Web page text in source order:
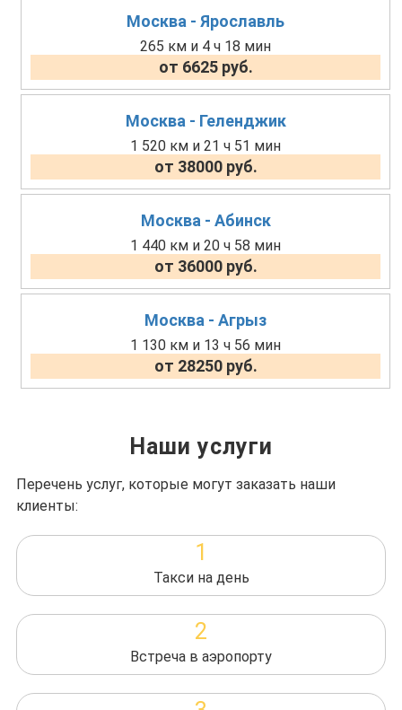
Москва - Ярославль
265 км и 4 ч 18 мин
от 6625 руб.
Москва - Геленджик
1 520 км и 21 ч 51 мин
от 38000 руб.
Москва - Абинск
1 440 км и 20 ч 58 мин
от 36000 руб.
Москва - Агрыз
1 130 км и 13 ч 56 мин
от 28250 руб.
Наши услуги
Перечень услуг, которые могут заказать наши
клиенты:
1
Такси на день
2
Встреча в аэропорту